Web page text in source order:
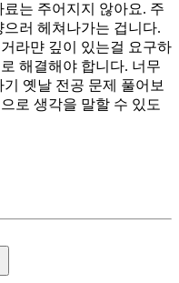
는 주어지지 않아요. 주
러 헤쳐나가는 겁니다.
라먄 깊이 있는걸 요구하
해결해야 합니다. 너무
옛날 전공 문제 풀어보
로 생각을 말할 수 있도